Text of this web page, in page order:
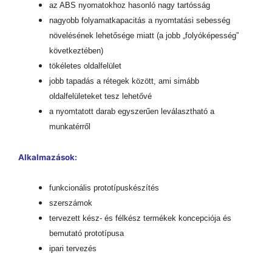
az ABS nyomatokhoz hasonló nagy tartósság
nagyobb folyamatkapacitás a nyomtatási sebesség
növelésének lehetősége miatt (a jobb „folyóképesség”
következtében)
tökéletes oldalfelület
jobb tapadás a rétegek között, ami simább
oldalfelületeket tesz lehetővé
a nyomtatott darab egyszerűen leválasztható a
munkatérről
Alkalmazások:
funkcionális prototípuskészítés
szerszámok
tervezett kész- és félkész termékek koncepciója és
bemutató prototípusa
ipari tervezés